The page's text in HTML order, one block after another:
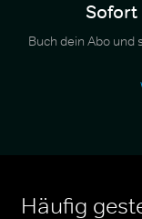
Sofort
Buch dein Abo
Häufig